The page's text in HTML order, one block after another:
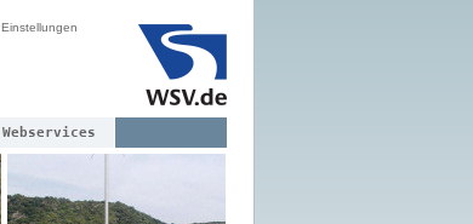
Einstellungen
Webservices